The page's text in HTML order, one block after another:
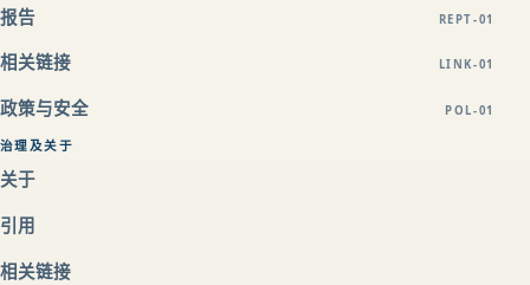
报告 REPT-01
相关链接 LINK-01
政策与安全 POL-01
治理及关于
关于
引用
相关链接